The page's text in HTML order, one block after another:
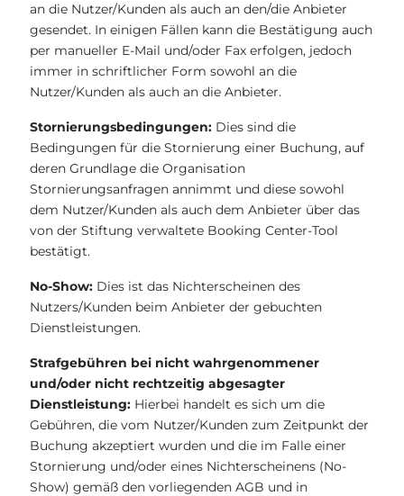
an die Nutzer/Kunden als auch an den/die Anbieter
gesendet. In einigen Fällen kann die Bestätigung auch
per manueller E-Mail und/oder Fax erfolgen, jedoch
immer in schriftlicher Form sowohl an die
Nutzer/Kunden als auch an die Anbieter.
Stornierungsbedingungen:Dies sind die
Bedingungen für die Stornierung einer Buchung, auf
deren Grundlage die Organisation
Stornierungsanfragen annimmt und diese sowohl
dem Nutzer/Kunden als auch dem Anbieter über das
von der Stiftung verwaltete Booking Center-Tool
bestätigt.
No-Show:Dies ist das Nichterscheinen des
Nutzers/Kunden beim Anbieter der gebuchten
Dienstleistungen.
Strafgebühren bei nicht wahrgenommener
und/oder nicht rechtzeitig abgesagter
Dienstleistung:Hierbei handelt es sich um die
Gebühren, die vom Nutzer/Kunden zum Zeitpunkt der
Buchung akzeptiert wurden und die im Falle einer
Stornierung und/oder eines Nichterscheinens (No-
Show) gemäß den vorliegenden AGB und in